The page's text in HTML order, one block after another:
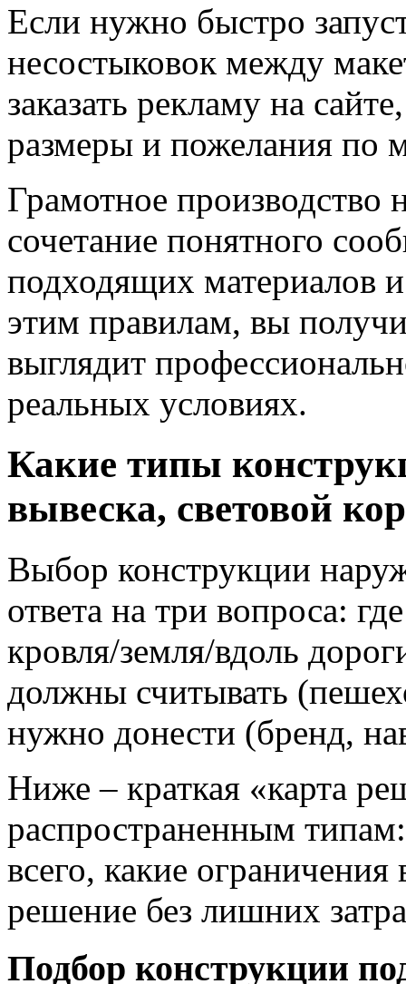
Если нужно быстро
несостыковок между
заказать рекламу на
размеры и пожелания по
Грамотное
сочетание понятного
подходящих материалов
этим правилам, вы
выглядит
реальных условиях.
Какие типы
вывеска, световой
Выбор конструкции
ответа на три вопроса:
кровля/земля/вдоль
должны считывать
нужно донести (бренд,
Ниже – краткая «карта
распространенным
всего, какие
решение без лишних
Подбор конструкции